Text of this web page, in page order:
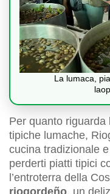
La lumaca,
Per quanto riguarda
tipiche lumache,
cucina tradizionale
perderti piatti tipici
l’entroterra della